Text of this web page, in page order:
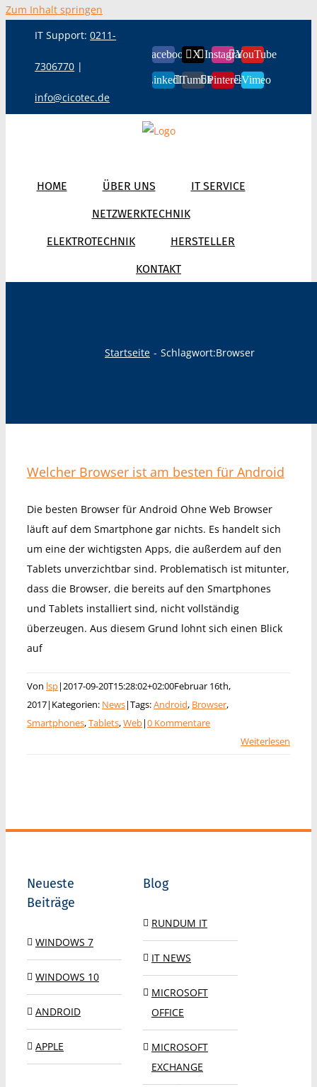
Zum Inhalt springen
IT Support:0211-
7306770 |
info@cicotec.de
Facebook X InstagramYouTube
LinkedInTumblrPinterestVimeo
HOME ÜBER UNS IT SERVICE
NETZWERKTECHNIK
ELEKTROTECHNIK HERSTELLER
KONTAKT
Startseite Schlagwort:Browser
Welcher Browser ist am besten für Android
Die besten Browser für Android Ohne Web Browser
läuft auf dem Smartphone gar nichts. Es handelt sich
um eine der wichtigsten Apps, die außerdem auf den
Tablets unverzichtbar sind. Problematisch ist mitunter,
dass die Browser, die bereits auf den Smartphones
und Tablets installiert sind, nicht vollständig
überzeugen. Aus diesem Grund lohnt sich einen Blick
auf
Von lsp|2017-09-20T15:28:02+02:00Februar 16th,
2017| Kategorien: News|Tags:Android, Browser,
Smartphones,Tablets,Web|0 Kommentare
Weiterlesen
Neueste
Beiträge
WINDOWS 7
WINDOWS 10
ANDROID
APPLE
Blog
RUNDUM IT
IT NEWS
MICROSOFT
OFFICE
MICROSOFT
EXCHANGE